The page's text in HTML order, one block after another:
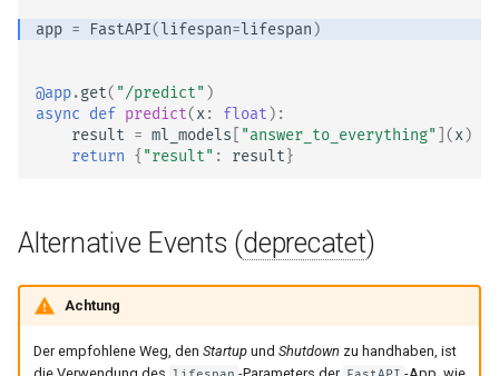
app = FastAPI(lifespan=lifespan )
@app.get( "/predict" )
async def predict(x: float ):
result = ml_models "answer_to_everything" ](x)
return { "result" : result }
Alternative Events (deprecatet)
Achtung
Der empfohlene Weg, den Startupund Shutdown zu handhaben, ist